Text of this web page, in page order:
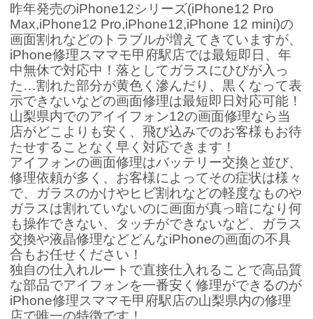
昨年発売のiPhone12シリーズ(iPhone12 Pro
Max,iPhone12 Pro,iPhone12,iPhone 12 mini)の
画面割れなどのトラブルが増えてきていますが、
iPhone修理スママモ甲府駅店では最短即日、年
中無休で対応中！落としてガラスにひびが入っ
た…割れた部分が黄色く滲んだり、黒くなって表
示できないなどの画面修理は最短即日対応可能！
山梨県内でのアイイフォン12の画面修理なら当
店がどこよりも安く、飛び込みでのお客様もお待
たせすることなく早く対応できます！
アイフォンの画面修理はバッテリー交換と並び、
修理依頼が多く、お客様によってその症状は様々
で、ガラスのかけやヒビ割れなどの軽度なものや
ガラスは割れていないのに画面が真っ暗になり何
も操作できない、タッチができないなど、ガラス
交換や液晶修理などどんなiPhoneの画面の不具
合もお任せください！
独自の仕入れルートで直接仕入れることで高品質
な部品でアイフォンを一番安く修理ができるのが
iPhone修理スママモ甲府駅店の山梨県内の修理
店で唯一の特徴です！